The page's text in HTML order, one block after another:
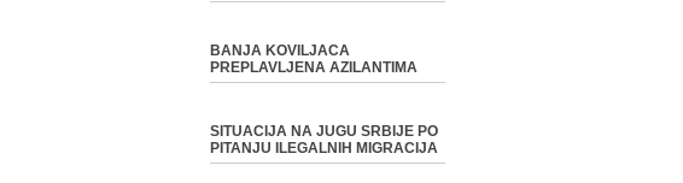
BANJA KOVILJACA
PREPLAVLJENA AZILANTIMA
SITUACIJA NA JUGU SRBIJE PO
PITANJU ILEGALNIH MIGRACIJA